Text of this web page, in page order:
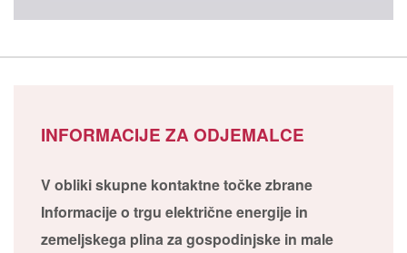
INFORMACIJE ZA ODJEMALCE
V obliki skupne kontaktne točke zbrane
Informacije o trgu električne energije in
zemeljskega plina za gospodinjske in male